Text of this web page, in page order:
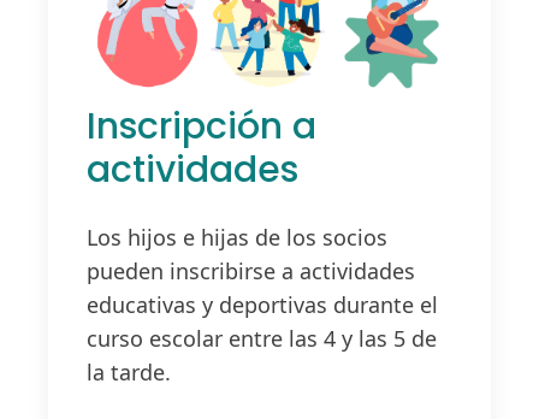
Inscripción a
actividades
Los hijos e hijas de los socios
pueden inscribirse a actividades
educativas y deportivas durante el
curso escolar entre las 4 y las 5 de
la tarde.